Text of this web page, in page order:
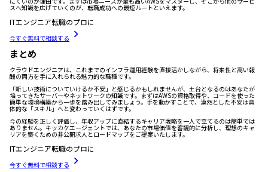
スへ知識を広げていくのが、転職成功への最短ルートといえます。
ITエンジニア転職のプロに
今すぐ無料で相談する
まとめ
クラウドエンジニアは、これまでのインフラ運用経験を直接活かしながら、将来性と高い報
酬の両方を手に入れられる魅力的な職種です。
「新しい技術についていけるか不安」と感じるかもしれませんが、土台となるのはあなたが
培ってきたサーバーやネットワークの知識です。まずはAWSの資格取得や、コードを使った
簡単な環境構築から一歩を踏み出してみましょう。手を動かすことで、漠然とした不安は具
体的な「スキル」へと変わっていくはずです。
今の経験を正しく評価し、年収アップに直結するキャリア戦略を一人で立てるのは簡単では
ありません。キッカケエージェントでは、あなたの市場価値を客観的に分析し、理想のキャ
リアを築くための非公開求人とロードマップをご提案いたします。
ITエンジニア転職のプロに
今すぐ無料で相談する